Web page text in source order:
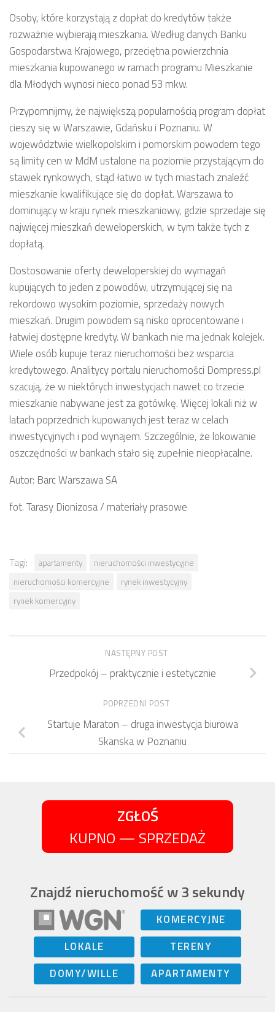
Osoby, które korzystają z dopłat do kredytów także
rozważnie wybierają mieszkania. Według danych Banku
Gospodarstwa Krajowego, przeciętna powierzchnia
mieszkania kupowanego w ramach programu Mieszkanie
dla Młodych wynosi nieco ponad 53 mkw.
Przypomnijmy, że największą popularnością program dopłat
cieszy się w Warszawie, Gdańsku i Poznaniu. W
województwie wielkopolskim i pomorskim powodem tego
są limity cen w MdM ustalone na poziomie przystającym do
stawek rynkowych, stąd łatwo w tych miastach znaleźć
mieszkanie kwalifikujące się do dopłat. Warszawa to
dominujący w kraju rynek mieszkaniowy, gdzie sprzedaje się
najwięcej mieszkań deweloperskich, w tym także tych z
dopłatą.
Dostosowanie oferty deweloperskiej do wymagań
kupujących to jeden z powodów, utrzymującej się na
rekordowo wysokim poziomie, sprzedaży nowych
mieszkań. Drugim powodem są nisko oprocentowane i
łatwiej dostępne kredyty. W bankach nie ma jednak kolejek.
Wiele osób kupuje teraz nieruchomości bez wsparcia
kredytowego. Analitycy portalu nieruchomości Dompress.pl
szacują, że w niektórych inwestycjach nawet co trzecie
mieszkanie nabywane jest za gotówkę. Więcej lokali niż w
latach poprzednich kupowanych jest teraz w celach
inwestycyjnych i pod wynajem. Szczególnie, że lokowanie
oszczędności w bankach stało się zupełnie nieopłacalne.
Autor: Barc Warszawa SA
fot. Tarasy Dionizosa / materiały prasowe
Tagi: apartamenty
nieruchomości inwestycyjne
nieruchomości komercyjne
rynek inwestycyjny
rynek komercyjny
NASTĘPNY POST
Przedpokój – praktycznie i estetycznie
POPRZEDNI POST
Startuje Maraton – druga inwestycja biurowa
Skanska w Poznaniu
ZGŁOŚ
KUPNO — SPRZEDAŻ
Znajdź nieruchomość w 3 sekundy
KOMERCYJNE
LOKALE
TERENY
DOMY/WILLE
APARTAMENTY